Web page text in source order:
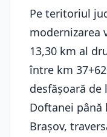
Pe teritoriul
modernizarea
13,30 km al
între km
desfăşoară
Doftanei
Braşov,